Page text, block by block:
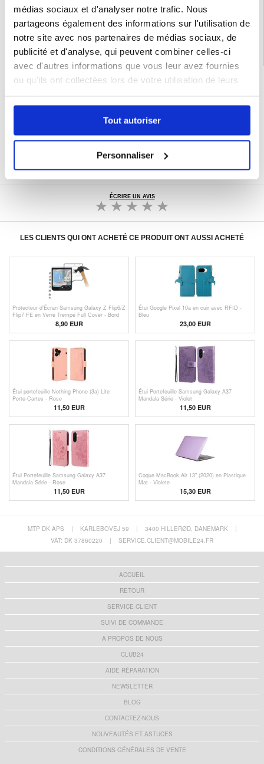
médias sociaux et d'analyser notre trafic. Nous
partageons également des informations sur l'utilisation de
notre site avec nos partenaires de médias sociaux, de
publicité et d'analyse, qui peuvent combiner celles-ci
avec d'autres informations que vous leur avez fournies
ou qu'ils ont collectées lors de votre utilisation de leurs
Tout autoriser
Personnaliser
Catégories associées:
Accessoires téléphone Coque & Accessoires Samsung
Samsung Galaxy Z Flip5 Coque & Accessoires
LIVRAISON RAPIDE
POLITIQUE DE RETOUR DE 30 JOURS
PLUS DE 8 000 000 DE CLIENTS
ÉCRIRE UN AVIS
LES CLIENTS QUI ONT ACHETÉ CE PRODUIT ONT AUSSI ACHETÉ
Protecteur d’Écran Samsung Galaxy Z Flip6/Z
Flip7 FE en Verre Trempé Full Cover - Bord
8,90 EUR
Étui Google Pixel 10a en cuir avec RFID -
Bleu
23,00 EUR
Étui portefeuille Nothing Phone (3a) Lite
Porte-Cartes - Rose
11,50EUR
Étui Portefeuille Samsung Galaxy A37
Mandala Série - Violet
11,50 EUR
Étui Portefeuille Samsung Galaxy A37
Mandala Série - Rose
11,50 EUR
Coque MacBook Air 13" (2020) en Plastique
Mat - Violete
15,30 EUR
MTP DK APS | KARLEBOVEJ 59 | 3400 HILLERØD, DANEMARK
|
VAT: DK 37860220
| SERVICE.CLIENT@MOBILE24.FR
ACCUEIL
RETOUR
SERVICE CLIENT
SUIVI DE COMMANDE
A PROPOS DE NOUS
CLUB24
AIDE RÉPARATION
NEWSLETTER
BLOG
CONTACTEZ-NOUS
NOUVEAUTÉS ET ASTUCES
CONDITIONS GÉNÉRALES DE VENTE